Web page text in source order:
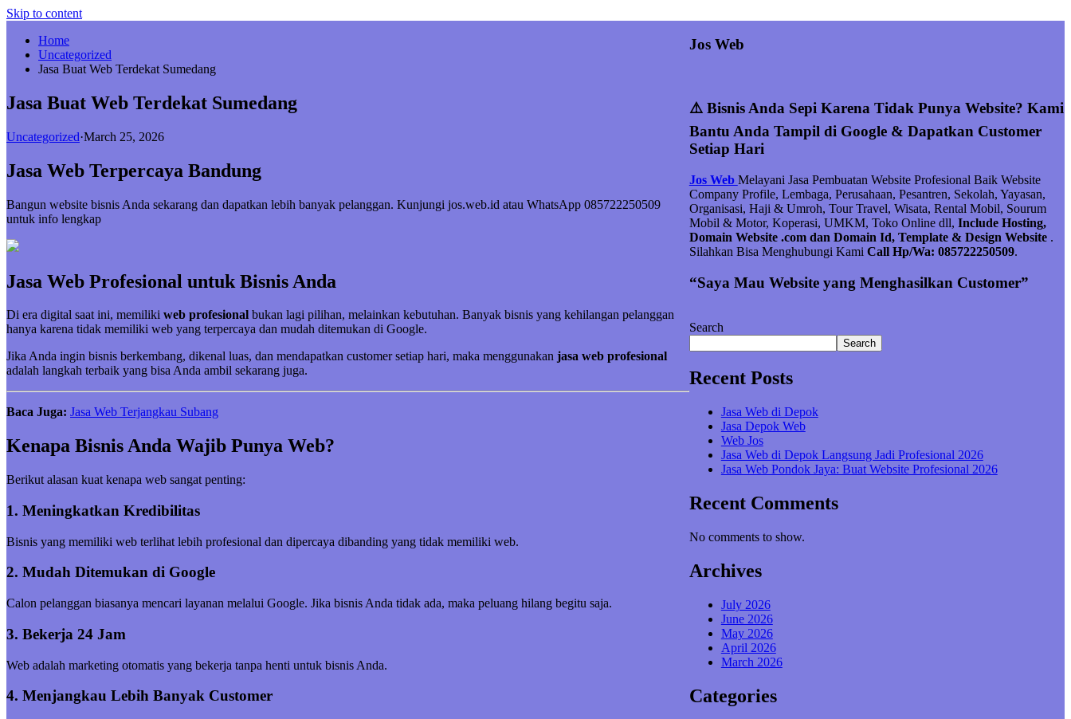
Skip to content
Home
Uncategorized
Jasa Buat Web Terdekat Sumedang
Jasa Buat Web Terdekat Sumedang
Uncategorized·March 25, 2026
Jasa Web Terpercaya Bandung
Bangun website bisnis Anda sekarang dan dapatkan lebih banyak pelanggan. Kunjungi jos.web.id atau WhatsApp 085722250509
untuk info lengkap
Jasa Web Profesional untuk Bisnis Anda
Di era digital saat ini, memiliki web profesional bukan lagi pilihan, melainkan kebutuhan. Banyak bisnis yang kehilangan pelanggan
hanya karena tidak memiliki web yang terpercaya dan mudah ditemukan di Google.
Jika Anda ingin bisnis berkembang, dikenal luas, dan mendapatkan customer setiap hari, maka menggunakan jasa web profesional
adalah langkah terbaik yang bisa Anda ambil sekarang juga.
Baca Juga: Jasa Web Terjangkau Subang
Kenapa Bisnis Anda Wajib Punya Web?
Berikut alasan kuat kenapa web sangat penting:
1. Meningkatkan Kredibilitas
Bisnis yang memiliki web terlihat lebih profesional dan dipercaya dibanding yang tidak memiliki web.
2. Mudah Ditemukan di Google
Calon pelanggan biasanya mencari layanan melalui Google. Jika bisnis Anda tidak ada, maka peluang hilang begitu saja.
3. Bekerja 24 Jam
Web adalah marketing otomatis yang bekerja tanpa henti untuk bisnis Anda.
4. Menjangkau Lebih Banyak Customer
Jos Web
⚠️ Bisnis Anda Sepi Karena Tidak Punya Website? Kami
Bantu Anda Tampil di Google & Dapatkan Customer
Setiap Hari
Jos Web Melayani Jasa Pembuatan Website Profesional Baik Website
Company Profile, Lembaga, Perusahaan, Pesantren, Sekolah, Yayasan,
Organisasi, Haji & Umroh, Tour Travel, Wisata, Rental Mobil, Sourum
Mobil & Motor, Koperasi, UMKM, Toko Online dll, Include Hosting,
Domain Website .com dan Domain Id, Template & Design Website .
Silahkan Bisa Menghubungi Kami Call Hp/Wa: 085722250509.
“Saya Mau Website yang Menghasilkan Customer”
Search
Search
Recent Posts
Jasa Web di Depok
Jasa Depok Web
Web Jos
Jasa Web di Depok Langsung Jadi Profesional 2026
Jasa Web Pondok Jaya: Buat Website Profesional 2026
Recent Comments
No comments to show.
Archives
July 2026
June 2026
May 2026
April 2026
March 2026
Categories